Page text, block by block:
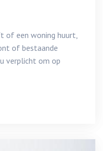
of een woning huurt,
of bestaande
verplicht om op